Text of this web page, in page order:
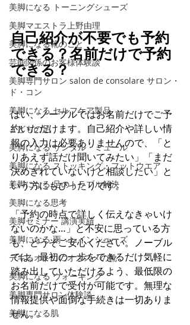
美脚になる トーニングシューズ
美脚マエストラ上野由理
美脚になる靴のこと
芸能関係のお客様体験談
美脚専門サロン salon de consolare サロン・
ド・コン
美脚になる セルフケア製品
こどもの足
美脚になる サンダル・ミュール
美脚になる ストッキング・フットウエア
美脚になる 足のトラブル解決
美脚になる思考
美脚セミナー 講演実績
美脚になる 雨・レインシューズ
デキるオトコにオススメの靴
美脚になる ウォーキング
美脚専門サロン体験談
美脚になる肌
自己紹介が不要でも予約
できる？名前だけで予約
できる？
はい、ノーブルではお名前だけでご予
約いただけます。自己紹介や詳しい情
報の入力は必要ありませんので、「と
りあえず話だけ聞いてみたい」「まだ
決めきれていないけど相談したい」と
いう方にもぴったりです。
「予約の時点で詳しく伝えなきゃいけ
ないのかな…」と不安に思っている方
も、どうぞご安心ください。ノーブル
では、最初の一歩をできるだけ気軽に
踏み出していただけるよう、最低限の
お名前だけで受付が可能です。無理な
情報提供や面倒な手続きは一切ありま
せん。